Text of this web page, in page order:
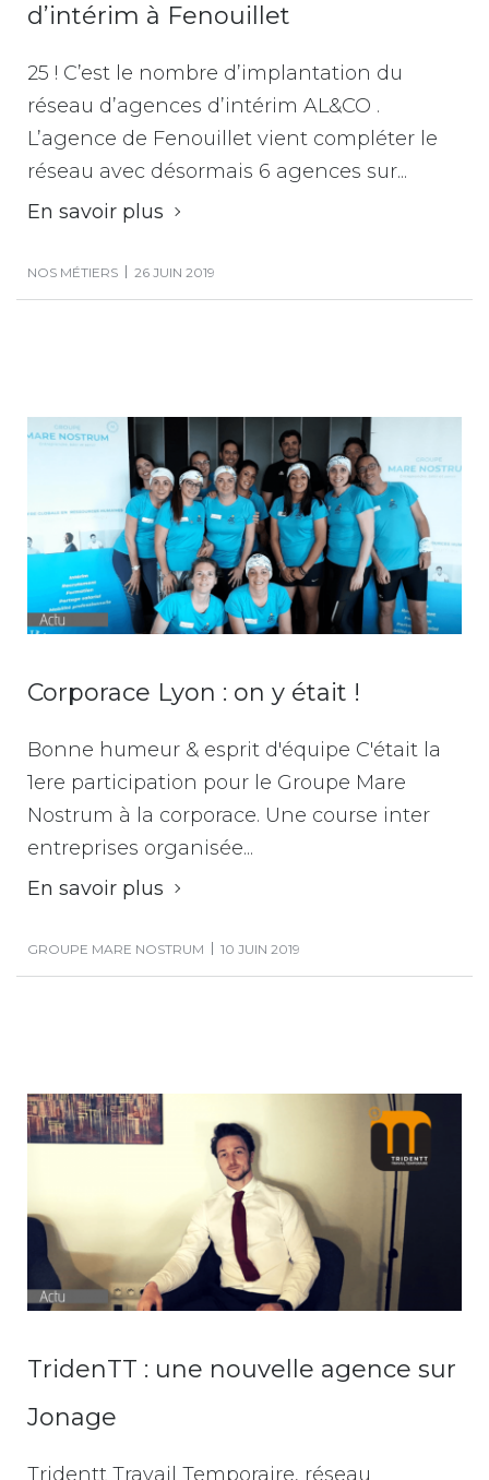
d’intérim à Fenouillet
25 ! C’est le nombre d’implantation du
réseau d’agences d’intérim AL&CO .
L’agence de Fenouillet vient compléter le
réseau avec désormais 6 agences sur...
En savoir plus
NOS MÉTIERS 26 JUIN 2019
Corporace Lyon : on y était !
Bonne humeur & esprit d'équipe C'était la
1ere participation pour le Groupe Mare
Nostrum à la corporace. Une course inter
entreprises organisée...
En savoir plus
GROUPE MARE NOSTRUM 10 JUIN 2019
TridenTT : une nouvelle agence sur
Jonage
Tridentt Travail Temporaire, réseau